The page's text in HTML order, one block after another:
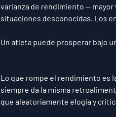
varianza de rendimiento —
situaciones desconocidas. Los
Un atleta puede prosperar bajo
Lo que rompe el rendimiento es
siempre da la misma
que aleatoriamente elogia y